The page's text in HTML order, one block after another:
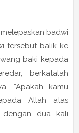
badwi
tersebut balik ke
baki kepada
berkatalah
“Apakah kamu
Allah atas
dengan dua kali